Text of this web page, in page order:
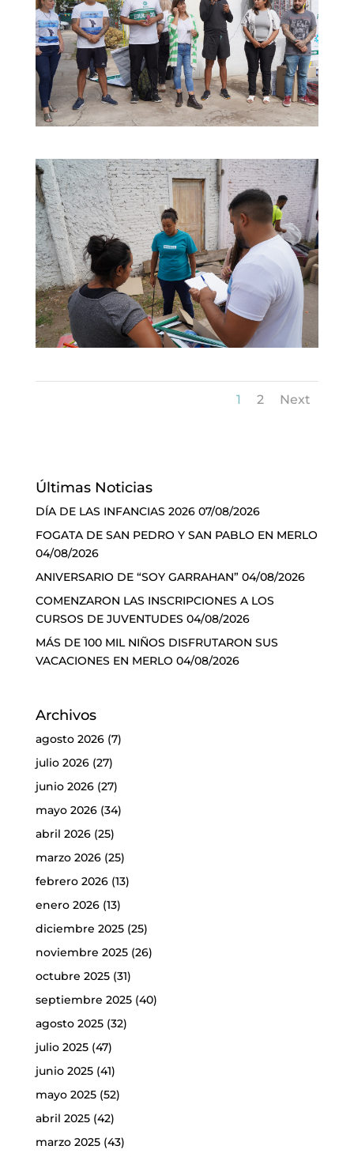
1 2 Next
Últimas Noticias
DÍA DE LAS INFANCIAS 2026 07/08/2026
FOGATA DE SAN PEDRO Y SAN PABLO EN MERLO
04/08/2026
ANIVERSARIO DE “SOY GARRAHAN” 04/08/2026
COMENZARON LAS INSCRIPCIONES A LOS
CURSOS DE JUVENTUDES 04/08/2026
MÁS DE 100 MIL NIÑOS DISFRUTARON SUS
VACACIONES EN MERLO 04/08/2026
Archivos
agosto 2026(7)
julio 2026(27)
junio 2026(27)
mayo 2026(34)
abril 2026(25)
marzo 2026(25)
febrero 2026(13)
enero 2026(13)
diciembre 2025(25)
noviembre 2025(26)
octubre 2025(31)
septiembre 2025(40)
agosto 2025(32)
julio 2025(47)
junio 2025(41)
mayo 2025(52)
abril 2025(42)
marzo 2025(43)